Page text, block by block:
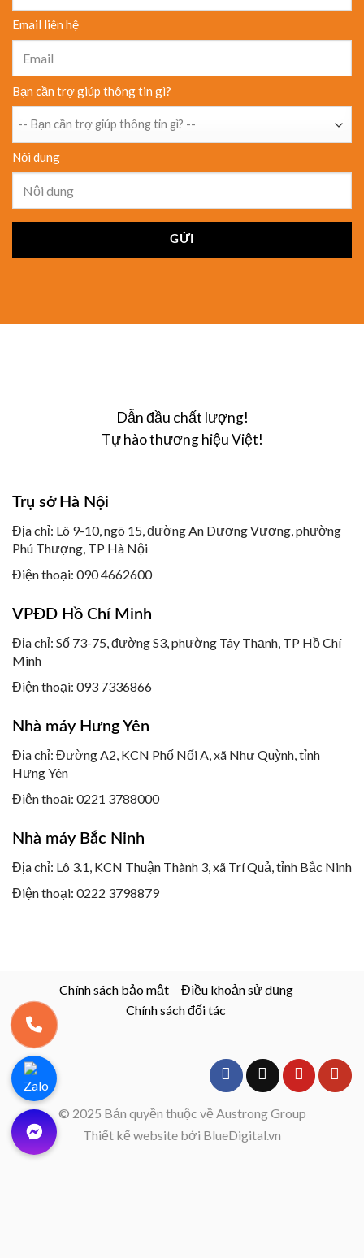
Email liên hệ
Bạn cần trợ giúp thông tin gì?
Nội dung
Dẫn đầu chất lượng!
Tự hào thương hiệu Việt!
Trụ sở Hà Nội
Địa chỉ: Lô 9-10, ngõ 15, đường An Dương Vương, phường
Phú Thượng, TP Hà Nội
Điện thoại: 090 4662600
VPĐD Hồ Chí Minh
Địa chỉ: Số 73-75, đường S3, phường Tây Thạnh, TP Hồ Chí
Minh
Điện thoại: 093 7336866
Nhà máy Hưng Yên
Địa chỉ: Đường A2, KCN Phố Nối A, xã Như Quỳnh, tỉnh
Hưng Yên
Điện thoại: 0221 3788000
Nhà máy Bắc Ninh
Địa chỉ: Lô 3.1, KCN Thuận Thành 3, xã Trí Quả, tỉnh Bắc Ninh
Điện thoại: 0222 3798879
Chính sách bảo mật
Điều khoản sử dụng
Chính sách đối tác
© 2025 Bản quyền thuộc về Austrong Group
Thiết kế website bởi BlueDigital.vn